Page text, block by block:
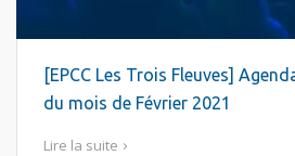
[EPCC Les Trois Fleuves]
du mois de Février 2021
Lire la suite